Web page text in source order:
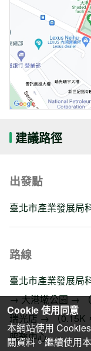
建議路徑
出發點
臺北市產業發展局
路線
臺北市產業發展局
→ 大港墘公園 →
瑞光店 → （0.15K
服務中心
Cookie 使用同意
本網站使用
關資料。繼續使用